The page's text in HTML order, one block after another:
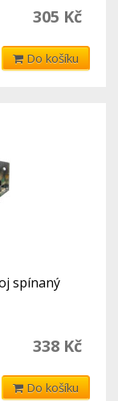
305 Kč
Do košíku
spínaný
338 Kč
Do košíku